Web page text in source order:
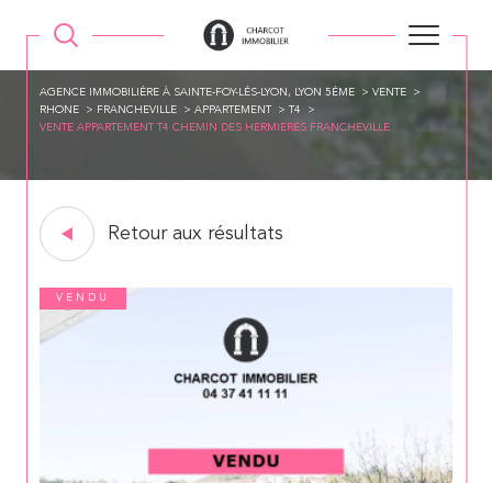
AGENCE IMMOBILIÉRE À SAINTE-FOY-LÉS-LYON, LYON 5ÉME
VENTE
RHONE
FRANCHEVILLE APPARTEMENT
T4
VENTE APPARTEMENT T4 CHEMIN DES HERMIERES FRANCHEVILLE
Retour aux résultats
VENDU